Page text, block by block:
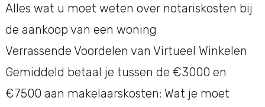
Alles wat u moet weten over notariskosten bij
de aankoop van een woning
Verrassende Voordelen van Virtueel Winkelen
Gemiddeld betaal je tussen de €3000 en
€7500 aan makelaarskosten: Wat je moet